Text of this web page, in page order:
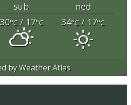
sub
ned
30°C/ 17°C 34°C/ 17°C
byWeather Atlas